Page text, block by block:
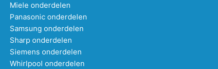
Miele onderdelen
Panasonic onderdelen
Samsung onderdelen
Sharp onderdelen
Siemens onderdelen
Whirlpool onderdelen